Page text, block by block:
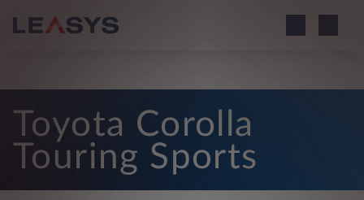
Toyota Corolla
Touring Sports